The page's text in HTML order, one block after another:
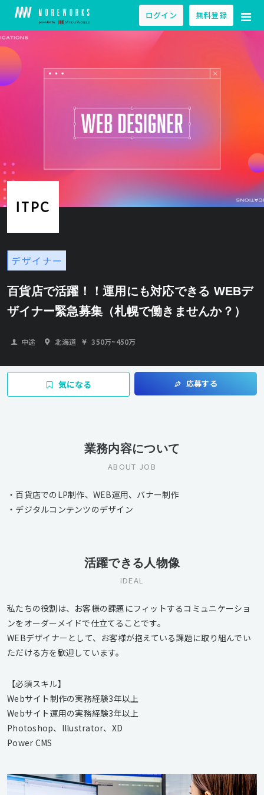
ログイン 無料登録
デザイナー
百貨店で活躍！！運用にも対応できる WEBデ
ザイナー緊急募集（札幌で働きませんか？）
中途 北海道 350万~450万
気になる 応募する
業務内容について
ABOUT JOB
・百貨店でのLP制作、WEB運用、バナー制作
・デジタルコンテンツのデザイン
活躍できる人物像
IDEAL
私たちの役割は、お客様の課題にフィットするコミュニケーショ
ンをオーダーメイドで仕立てることです。
WEBデザイナーとして、お客様が抱えている課題に取り組んでい
ただける方を歓迎しています。
【必須スキル】
Webサイト制作の実務経験3年以上
Webサイト運用の実務経験3年以上
Photoshop、Illustrator、XD
Power CMS